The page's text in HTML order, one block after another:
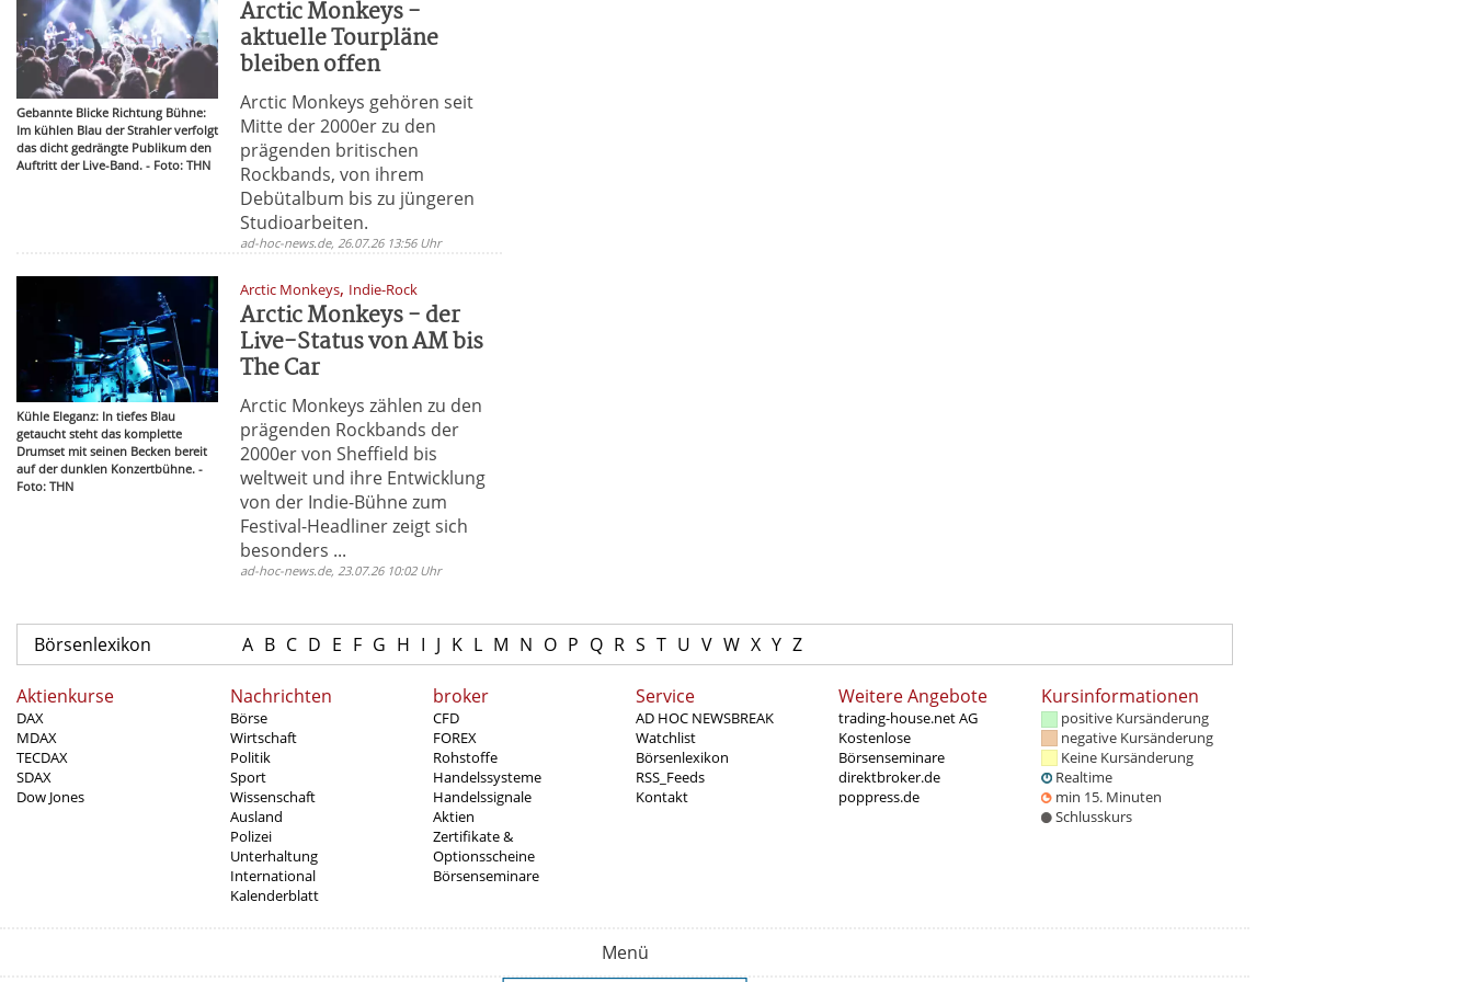
Gebannte Blicke Richtung Bühne:
Im kühlen Blau der Strahler verfolgt
das dicht gedrängte Publikum den
Auftritt der Live-Band. - Foto: THN
Arctic Monkeys -
aktuelle Tourpläne
bleiben offen
Arctic Monkeys gehören seit
Mitte der 2000er zu den
prägenden britischen
Rockbands, von ihrem
Debütalbum bis zu jüngeren
Studioarbeiten.
ad-hoc-news.de, 26.07.26 13:56 Uhr
Kühle Eleganz: In tiefes Blau
getaucht steht das komplette
Drumset mit seinen Becken bereit
auf der dunklen Konzertbühne. -
Foto: THN
Arctic Monkeys, Indie-Rock
Arctic Monkeys - der
Live-Status von AM bis
The Car
Arctic Monkeys zählen zu den
prägenden Rockbands der
2000er von Sheffield bis
weltweit und ihre Entwicklung
von der Indie-Bühne zum
Festival-Headliner zeigt sich
besonders ...
ad-hoc-news.de, 23.07.26 10:02 Uhr
Börsenlexikon A B C D E F G H I J K L M N O P Q R S T U V W X Y Z
Aktienkurse
DAX
MDAX
TECDAX
SDAX
Dow Jones
Nachrichten
Börse
Wirtschaft
Politik
Sport
Wissenschaft
Ausland
Polizei
Unterhaltung
International
Kalenderblatt
broker
CFD
FOREX
Rohstoffe
Handelssysteme
Handelssignale
Aktien
Zertifikate &
Optionsscheine
Börsenseminare
Service
AD HOC NEWSBREAK
Watchlist
Börsenlexikon
RSS_Feeds
Kontakt
Weitere Angebote
trading-house.net AG
Kostenlose
Börsenseminare
direktbroker.de
poppress.de
Kursinformationen
positive Kursänderung
negative Kursänderung
Keine Kursänderung
Realtime
min 15. Minuten
Schlusskurs
Menü